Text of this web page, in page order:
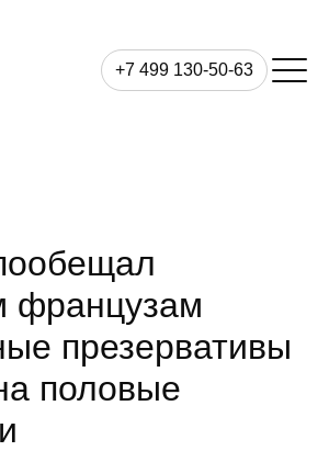
+7 499 130-50-63
французам
презервативы
половые